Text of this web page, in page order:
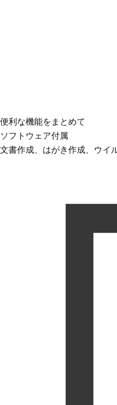
便利な機能をまとめて
ソフトウェア付属
文書作成、はがき作成、ウイ